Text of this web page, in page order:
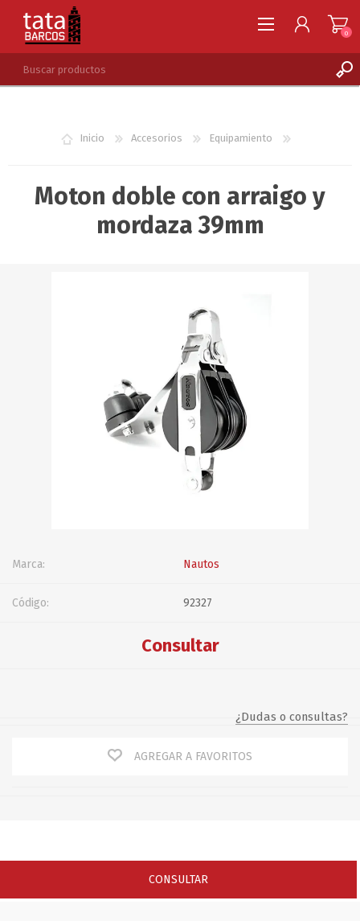
LISTA DE DESEOS
0
Inicio Accesorios Equipamiento
Moton doble con arraigo y
mordaza 39mm
Marca: Nautos
Código: 92327
Consultar
¿Dudas o consultas?
AGREGAR A FAVORITOS
CONSULTAR